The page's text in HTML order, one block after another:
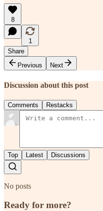
8
1
Share
Previous
Next
Discussion about this post
Comments Restacks
Top Latest Discussions
No posts
Ready for more?